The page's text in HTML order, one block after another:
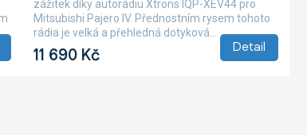
z
5
hvězdiček.
11 690 Kč Detail
zážitek díky autorádiu Xtrons IQP-XEV44 pro
Mitsubishi Pajero IV. Přednostním rysem tohoto
rádia je velká a přehledná dotyková...